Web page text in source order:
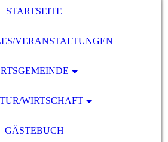
STARTSEITE
VERANSTALTUNGEN
WIRTSCHAFT
GÄSTEBUCH